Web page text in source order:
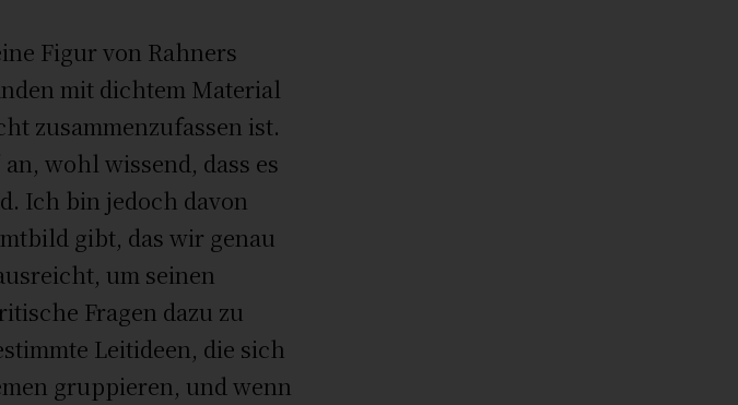
Figur von Rahners
mit dichtem Material
zusammenzufassen ist.
an, wohl wissend, dass es
Ich bin jedoch davon
gibt, das wir genau
um seinen
Fragen dazu zu
Leitideen, die sich
gruppieren, und wenn